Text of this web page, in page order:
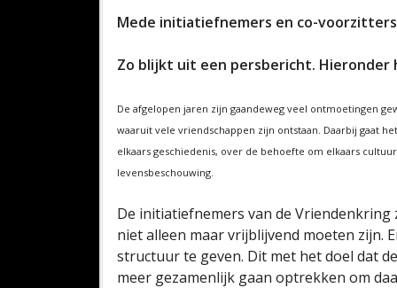
Mede initiatiefnemers en co-voorzitters
Zo blijkt uit een persbericht.
De afgelopen jaren zijn gaandeweg veel ontmoetingen
waaruit vele vriendschappen zijn ontstaan. Daarbij gaat
elkaars geschiedenis, over de behoefte om elkaars
levensbeschouwing.
De initiatiefnemers van de
niet alleen maar vrijblijvend moeten zijn.
structuur te geven. Dit met het doel dat
meer gezamenlijk gaan optrekken om